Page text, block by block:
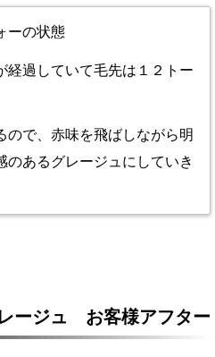
ーの状態
経過していて毛先は１２トー
ので、赤味を飛ばしながら明
のあるグレージュにしていき
ージュ お客様アフター